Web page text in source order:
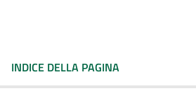
INDICE DELLA PAGINA